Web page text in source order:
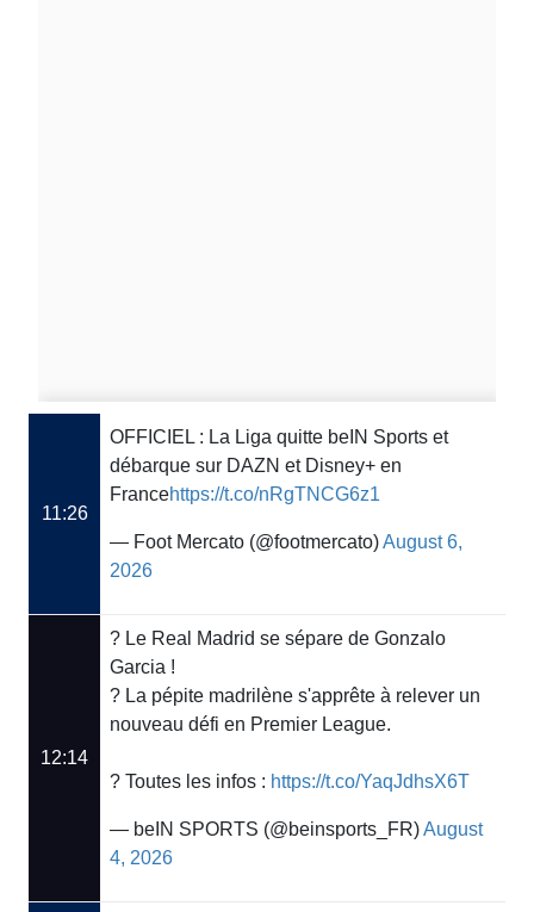
11:26
OFFICIEL : La Liga quitte beIN Sports et
débarque sur DAZN et Disney+ en
Francehttps://t.co/nRgTNCG6z1
— Foot Mercato (@footmercato)August 6,
2026
12:14
? Le Real Madrid se sépare de Gonzalo
Garcia !
? La pépite madrilène s'apprête à relever un
nouveau défi en Premier League.
? Toutes les infos : https://t.co/YaqJdhsX6T
— beIN SPORTS (@beinsports_FR)August
4, 2026